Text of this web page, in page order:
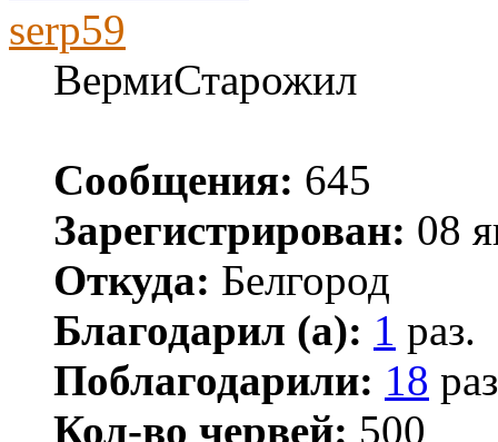
serp59
ВермиСтарожил
Сообщения: 645
Зарегистрирован: 08
Откуда: Белгород
Благодарил (а): 1 раз.
Поблагодарили: 18
Кол-во червей: 500